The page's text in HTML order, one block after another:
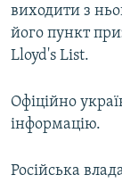
виходити з
його пункт
Lloyd's List.
Офіційно
інформацію.
Російська